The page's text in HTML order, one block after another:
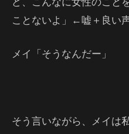
ことないよ」←嘘＋良い
メイ「そうなんだー」
そう言いながら、メイは